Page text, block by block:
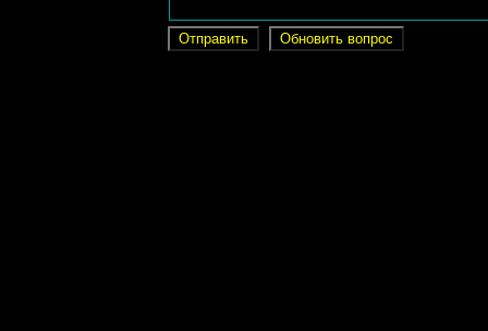
Обновить вопрос
Отправить